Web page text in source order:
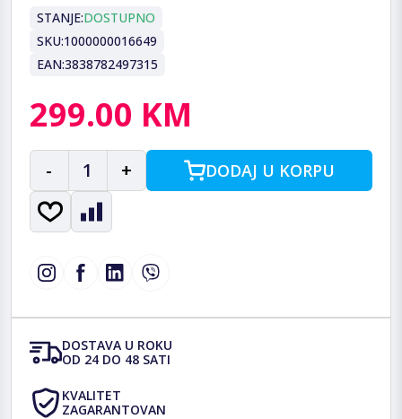
STANJE:DOSTUPNO
SKU:1000000016649
EAN:3838782497315
299.00 KM
- 1 + DODAJ U KORPU
DOSTAVA U ROKU
OD 24 DO 48 SATI
KVALITET
ZAGARANTOVAN